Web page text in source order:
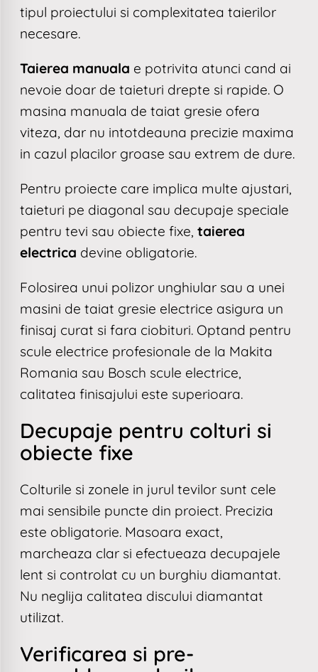
tipul proiectului si complexitatea taierilor
necesare.
Taierea manuala e potrivita atunci cand ai
nevoie doar de taieturi drepte si rapide. O
masina manuala de taiat gresie ofera
viteza, dar nu intotdeauna precizie maxima
in cazul placilor groase sau extrem de dure.
Pentru proiecte care implica multe ajustari,
taieturi pe diagonal sau decupaje speciale
pentru tevi sau obiecte fixe, taierea
electrica devine obligatorie.
Folosirea unui polizor unghiular sau a unei
masini de taiat gresie electrice asigura un
finisaj curat si fara ciobituri. Optand pentru
scule electrice profesionale de la Makita
Romania sau Bosch scule electrice,
calitatea finisajului este superioara.
Decupaje pentru colturi si
obiecte fixe
Colturile si zonele in jurul tevilor sunt cele
mai sensibile puncte din proiect. Precizia
este obligatorie. Masoara exact,
marcheaza clar si efectueaza decupajele
lent si controlat cu un burghiu diamantat.
Nu neglija calitatea discului diamantat
utilizat.
Verificarea si pre-